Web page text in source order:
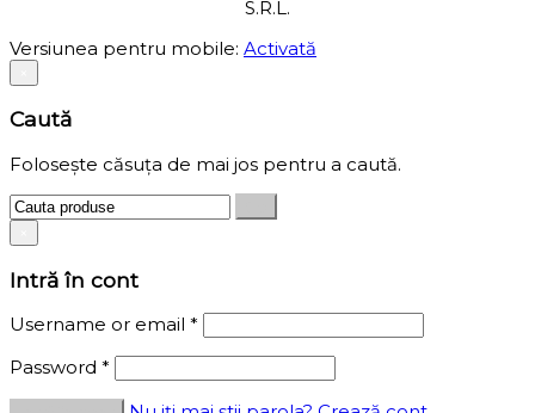
S.R.L.
Versiunea pentru mobile: Activată
Caută
Folosește căsuța de mai jos pentru a caută.
Intră în cont
Username or email *
Password *